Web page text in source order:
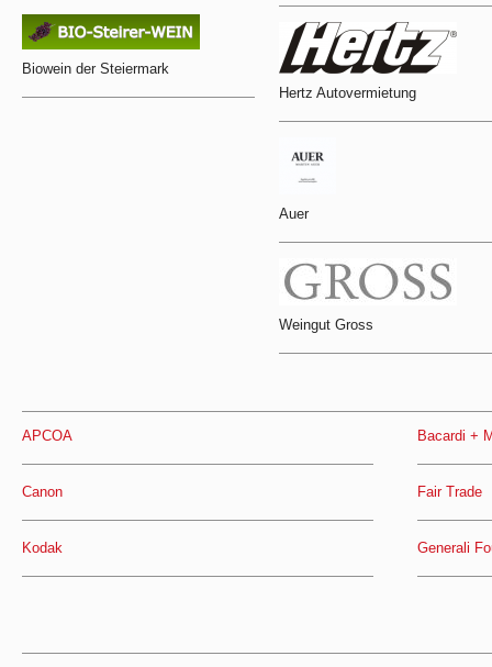
Biowein der Steiermark
Hertz Autovermietung
Auer
Weingut Gross
APCOA
Canon
Kodak
Bacardi +
Fair Trade
Generali